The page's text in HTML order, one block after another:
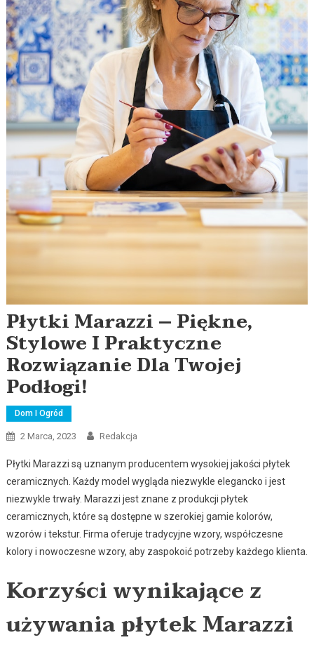
Płytki Marazzi – Piękne,
Stylowe I Praktyczne
Rozwiązanie Dla Twojej
Podłogi!
Dom I Ogród
2 Marca, 2023 Redakcja
Płytki Marazzi są uznanym producentem wysokiej jakości płytek
ceramicznych. Każdy model wygląda niezwykle elegancko i jest
niezwykle trwały. Marazzi jest znane z produkcji płytek
ceramicznych, które są dostępne w szerokiej gamie kolorów,
wzorów i tekstur. Firma oferuje tradycyjne wzory, współczesne
kolory i nowoczesne wzory, aby zaspokoić potrzeby każdego klienta.
Korzyści wynikające z
używania płytek Marazzi